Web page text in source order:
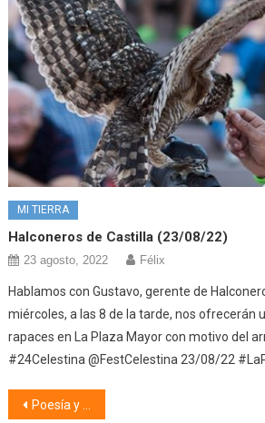
MI TIERRA
Halconeros de Castilla (23/08/22)
23 agosto, 2022 Félix
Hablamos con Gustavo, gerente de
miércoles, a las 8 de la tarde, nos ofrecerán
rapaces en La Plaza Mayor con motivo del
#24Celestina @FestCelestina 23/08/22
Navegación
Poesía y mucho + (26/09/23)